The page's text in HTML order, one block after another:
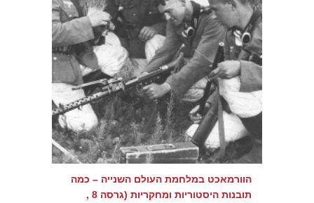
הוורמאכט במלחמת העולם השנייה – כמה
תובנות היסטוריות ומחקריות (גרסה 8 ,